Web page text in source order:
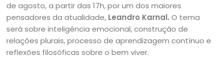
de agosto, a partir das 17h, por um dos maiores
pensadores da atualidade, Leandro Karnal. O tema
será sobre inteligência emocional, construção de
relações plurais, processo de aprendizagem contínuo e
reflexões filosóficas sobre o bem viver.